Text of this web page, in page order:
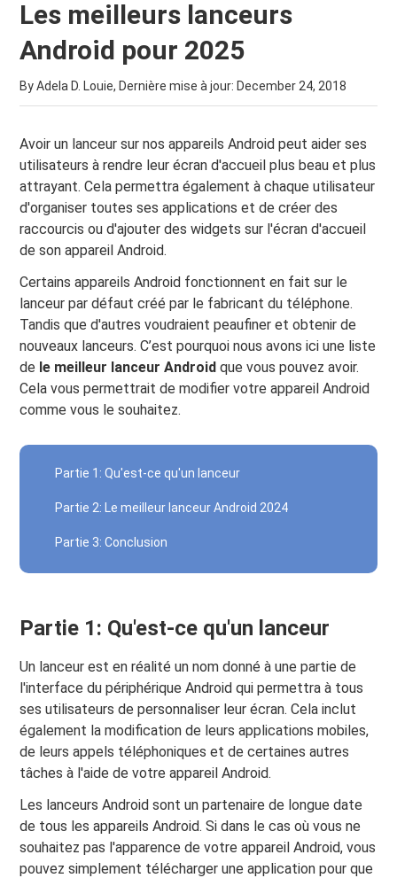
Les meilleurs lanceurs
Android pour 2025
By Adela D. Louie, Dernière mise à jour: December 24, 2018
Avoir un lanceur sur nos appareils Android peut aider ses
utilisateurs à rendre leur écran d'accueil plus beau et plus
attrayant. Cela permettra également à chaque utilisateur
d'organiser toutes ses applications et de créer des
raccourcis ou d'ajouter des widgets sur l'écran d'accueil
de son appareil Android.
Certains appareils Android fonctionnent en fait sur le
lanceur par défaut créé par le fabricant du téléphone.
Tandis que d'autres voudraient peaufiner et obtenir de
nouveaux lanceurs. C’est pourquoi nous avons ici une liste
de le meilleur lanceur Android que vous pouvez avoir.
Cela vous permettrait de modifier votre appareil Android
comme vous le souhaitez.
Partie 1: Qu'est-ce qu'un lanceur
Partie 2: Le meilleur lanceur Android 2024
Partie 3: Conclusion
Partie 1: Qu'est-ce qu'un lanceur
Un lanceur est en réalité un nom donné à une partie de
l'interface du périphérique Android qui permettra à tous
ses utilisateurs de personnaliser leur écran. Cela inclut
également la modification de leurs applications mobiles,
de leurs appels téléphoniques et de certaines autres
tâches à l'aide de votre appareil Android.
Les lanceurs Android sont un partenaire de longue date
de tous les appareils Android. Si dans le cas où vous ne
souhaitez pas l'apparence de votre appareil Android, vous
pouvez simplement télécharger une application pour que